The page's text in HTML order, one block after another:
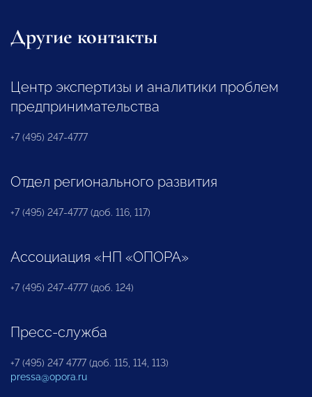
Другие контакты
Центр экспертизы и аналитики проблем
предпринимательства
+7 (495) 247-4777
Отдел регионального развития
+7 (495) 247-4777 (доб. 116, 117)
Ассоциация «НП «ОПОРА»
+7 (495) 247-4777 (доб. 124)
Пресс-служба
+7 (495) 247 4777 (доб. 115, 114, 113)
pressa@opora.ru